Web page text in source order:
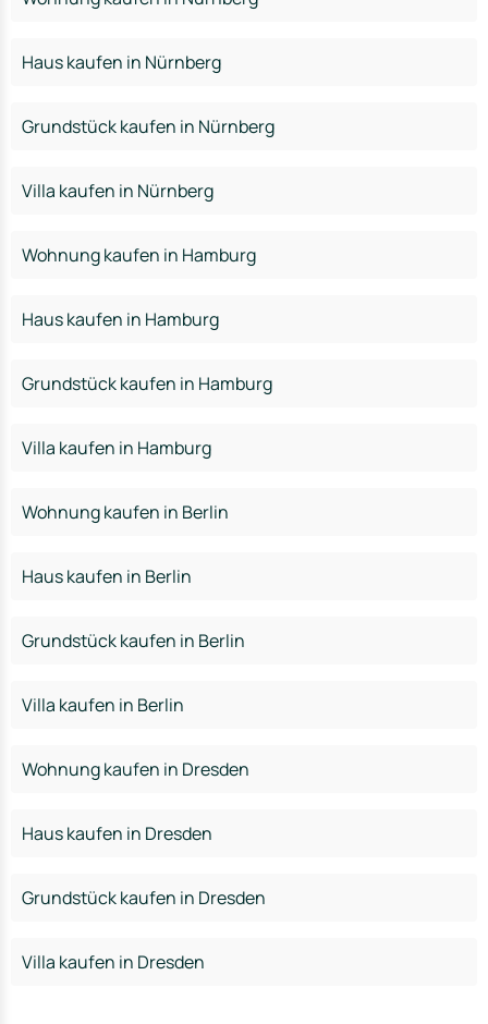
Haus kaufen in Nürnberg
Grundstück kaufen in Nürnberg
Villa kaufen in Nürnberg
Wohnung kaufen in Hamburg
Haus kaufen in Hamburg
Grundstück kaufen in Hamburg
Villa kaufen in Hamburg
Wohnung kaufen in Berlin
Haus kaufen in Berlin
Grundstück kaufen in Berlin
Villa kaufen in Berlin
Wohnung kaufen in Dresden
Haus kaufen in Dresden
Grundstück kaufen in Dresden
Villa kaufen in Dresden